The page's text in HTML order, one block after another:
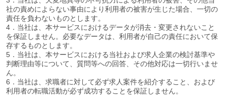
社の責めによらない事由により利用者の被害が生じた場合、一切の
責任を負わないものとします。
4．当社は、本サービスにおけるデータが消去・変更されないこと
を保証しません。必要なデータは、利用者が自己の責任において保
存するものとします。
5．当社は、本サービスにおける当社および求人企業の検討基準や
判断理由等について、質問等への回答、その他対応は一切行いませ
ん。
6．当社は、求職者に対して必ず求人案件を紹介すること、および
利用者の転職活動が必ず成功することを保証しません。